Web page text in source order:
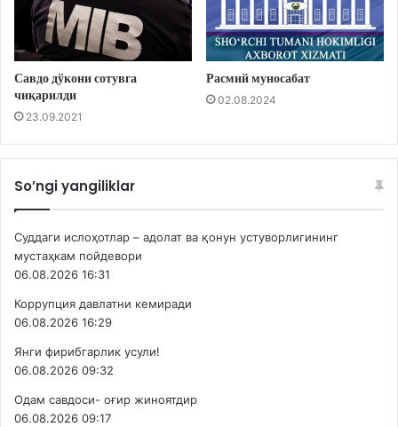
Савдо дўкони сотувга
чиқарилди
23.09.2021
Расмий муносабат
02.08.2024
So’ngi yangiliklar
Суддаги ислоҳотлар – адолат ва қонун устуворлигининг
мустаҳкам пойдевори
06.08.2026 16:31
Коррупция давлатни кемиради
06.08.2026 16:29
Янги фирибгарлик усули!
06.08.2026 09:32
Одам савдоси- оғир жиноятдир
06.08.2026 09:17